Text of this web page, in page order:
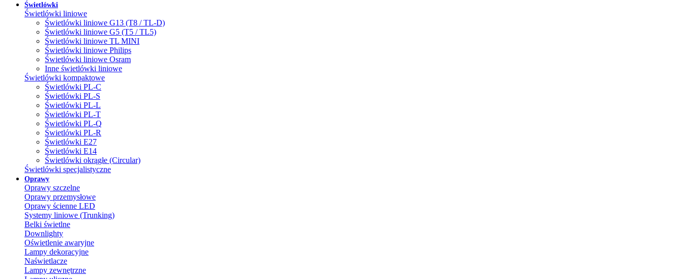
Świetlówki
Świetlówki liniowe
Świetlówki liniowe G13 (T8 / TL-D)
Świetlówki liniowe G5 (T5 / TL5)
Świetlówki liniowe TL MINI
Świetlówki liniowe Philips
Świetlówki liniowe Osram
Inne świetlówki liniowe
Świetlówki kompaktowe
Świetlówki PL-C
Świetlówki PL-S
Świetlówki PL-L
Świetlówki PL-T
Świetlówki PL-Q
Świetlówki PL-R
Świetlówki E27
Świetlówki E14
Świetlówki okrągłe (Circular)
Świetlówki specjalistyczne
Oprawy
Oprawy szczelne
Oprawy przemysłowe
Oprawy ścienne LED
Systemy liniowe (Trunking)
Belki świetlne
Downlighty
Oświetlenie awaryjne
Lampy dekoracyjne
Naświetlacze
Lampy zewnętrzne